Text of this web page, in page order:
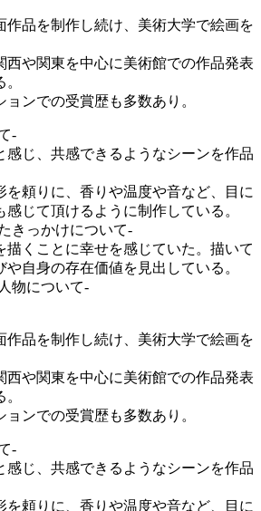
作品を制作し続け、美術大学で絵画を
西や関東を中心に美術館での作品発表
ンでの受賞歴も多数あり。
-
感じ、共感できるようなシーンを作品
を頼りに、香りや温度や音など、目に
じて頂けるように制作している。
きっかけについて-
描くことに幸せを感じていた。描いて
自身の存在価値を見出している。
物について-
作品を制作し続け、美術大学で絵画を
西や関東を中心に美術館での作品発表
ンでの受賞歴も多数あり。
-
感じ、共感できるようなシーンを作品
を頼りに、香りや温度や音など、目に